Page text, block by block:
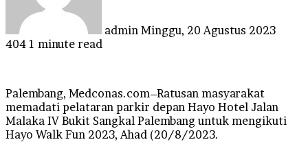
admin Minggu, 20 Agustus 2023
404 1 minute read
Palembang, Medconas.com–Ratusan masyarakat
memadati pelataran parkir depan Hayo Hotel Jalan
Malaka IV Bukit Sangkal Palembang untuk mengikuti
Hayo Walk Fun 2023, Ahad (20/8/2023.